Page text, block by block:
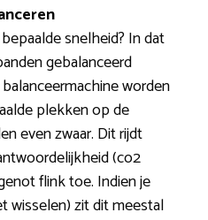
snelheid? In dat
gebalanceerd
worden
plekken op de
even zwaar. Dit rijdt
(co2
flink toe. Indien je
wisselen) zit dit meestal